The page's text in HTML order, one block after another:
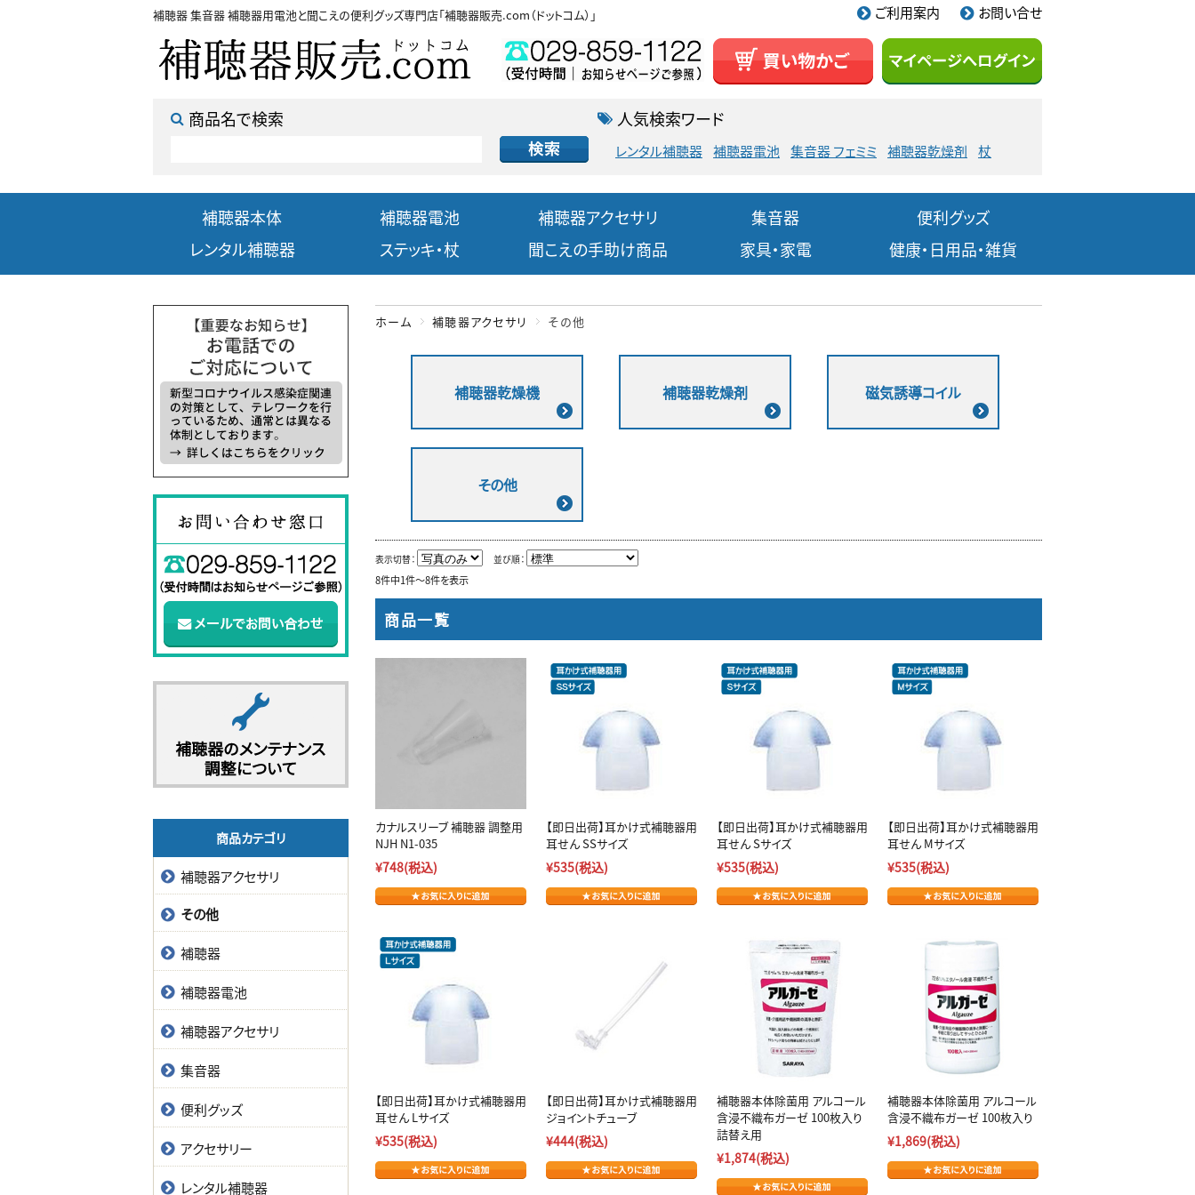
補聴器 集音器 補聴器用電池と聞こえの便利グッズ専門店「補聴器販売.com（ドットコム）」 ご利用案内 お問い合せ
商品名で検索 人気検索ワード
レンタル補聴器 補聴器電池 集音器 フェミミ 補聴器乾燥剤 杖
補聴器本体 補聴器電池 補聴器アクセサリ 集音器
便利グッズ
レンタル補聴器
ステッキ・杖 聞こえの手助け商品 家具・家電 健康・日用品・雑貨
ホーム 補聴器アクセサリ その他
補聴器乾燥機 補聴器乾燥剤 磁気誘導コイル
その他
表示切替： 並び順：
8件中1件～8件を表示
商品一覧
カナルスリーブ 補聴器 調整用
NJH N1-035
¥748(税込)
【即日出荷】耳かけ式補聴器用
耳せん SSサイズ
¥535(税込)
【即日出荷】耳かけ式補聴器用
耳せん Sサイズ
¥535(税込)
【即日出荷】耳かけ式補聴器用
耳せん Mサイズ
¥535(税込)
【即日出荷】耳かけ式補聴器用
耳せん Lサイズ
¥535(税込)
【即日出荷】耳かけ式補聴器用
ジョイントチューブ
¥444(税込)
補聴器本体除菌用 アルコール
含浸不織布ガーゼ 100枚入り
詰替え用
¥1,874(税込)
補聴器本体除菌用 アルコール
含浸不織布ガーゼ 100枚入り
¥1,869(税込)
商品カテゴリ
補聴器アクセサリ
その他
補聴器
補聴器電池
補聴器アクセサリ
集音器
便利グッズ
アクセサリー
レンタル補聴器